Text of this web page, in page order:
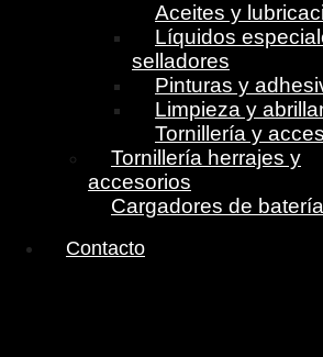
Aceites y
Líquidos
selladores
Pinturas y
Limpieza y
Tornillería y
Tornillería herrajes y
accesorios
Cargadores de batería
Contacto